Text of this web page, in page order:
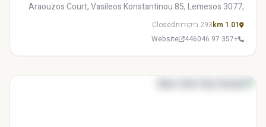
Araouzos Court, Vasileos Konstantinou 85, Lemesos 3077,
1.01 km 293 ביקורות
Closed
+357 97 446046
Website